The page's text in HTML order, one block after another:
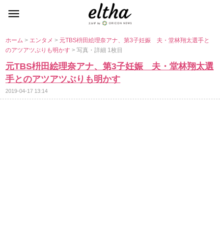
ホーム> エンタメ> 元TBS枡田絵理奈アナ、第3子妊娠 夫・堂林翔太選手と
のアツアツぶりも明かす> 写真・詳細 1枚目
元TBS枡田絵理奈アナ、第3子妊娠 夫・堂林翔太選
手とのアツアツぶりも明かす
2019-04-17 13:14